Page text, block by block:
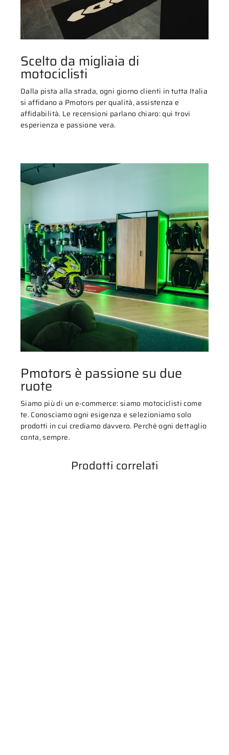
Scelto da migliaia di
motociclisti
Dalla pista alla strada, ogni giorno clienti in tutta Italia
si affidano a Pmotors per qualità, assistenza e
affidabilità. Le recensioni parlano chiaro: qui trovi
esperienza e passione vera.
Pmotors è passione su due
ruote
Siamo più di un e-commerce: siamo motociclisti come
te. Conosciamo ogni esigenza e selezioniamo solo
prodotti in cui crediamo davvero. Perché ogni dettaglio
conta, sempre.
Prodotti correlati